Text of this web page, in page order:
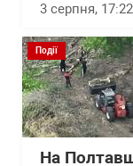
3 серпня, 17:22
Події
На